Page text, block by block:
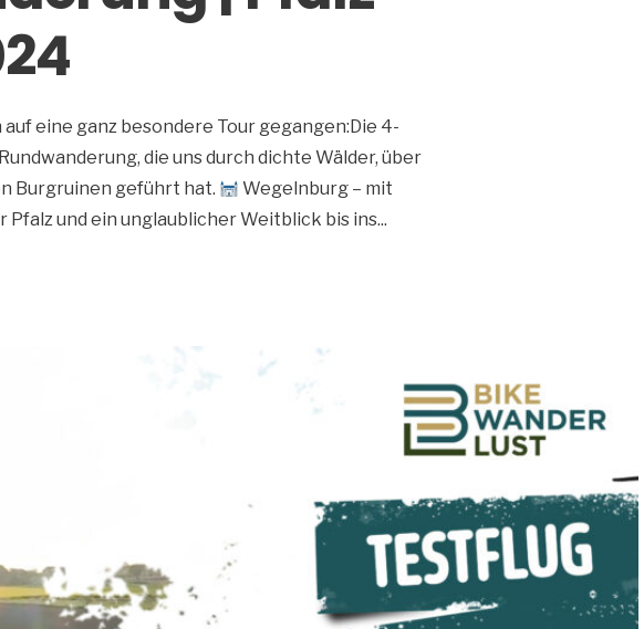
auf eine ganz besondere Tour gegangen:Die 4-
die uns durch dichte Wälder, über
Burgruinen geführt hat.
Wegelnburg – mit
Pfalz und ein unglaublicher Weitblick bis ins...